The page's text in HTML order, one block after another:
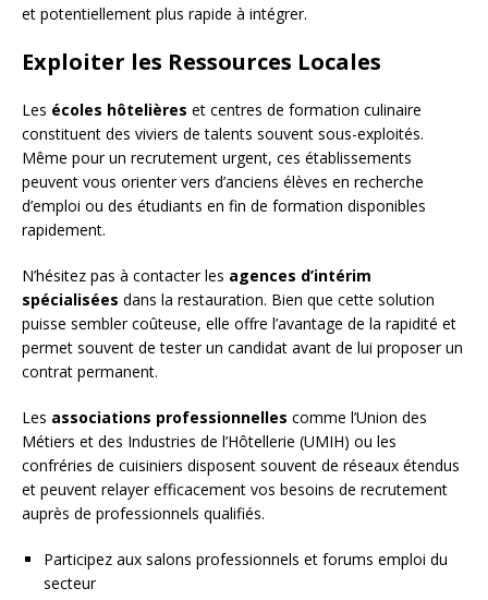
et potentiellement plus rapide à intégrer.
Exploiter les Ressources Locales
Les écoles hôtelières et centres de formation culinaire
constituent des viviers de talents souvent sous-exploités.
Même pour un recrutement urgent, ces établissements
peuvent vous orienter vers d’anciens élèves en recherche
d’emploi ou des étudiants en fin de formation disponibles
rapidement.
N’hésitez pas à contacter les agences d’intérim
spécialisées dans la restauration. Bien que cette solution
puisse sembler coûteuse, elle offre l’avantage de la rapidité et
permet souvent de tester un candidat avant de lui proposer un
contrat permanent.
Les associations professionnelles comme l’Union des
Métiers et des Industries de l’Hôtellerie (UMIH) ou les
confréries de cuisiniers disposent souvent de réseaux étendus
et peuvent relayer efficacement vos besoins de recrutement
auprès de professionnels qualifiés.
Participez aux salons professionnels et forums emploi du
secteur